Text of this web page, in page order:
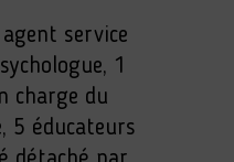
service
1
charge du
5 éducateurs